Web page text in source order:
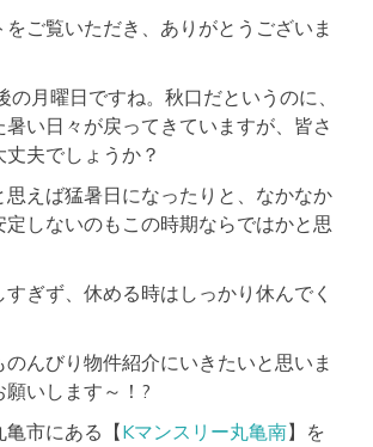
ご覧いただき、ありがとうございま
月曜日ですね。秋口だというのに、
暑い日々が戻ってきていますが、皆さ
丈夫でしょうか？
思えば猛暑日になったりと、なかなか
しないのもこの時期ならではかと思
ぎず、休める時はしっかり休んでく
んびり物件紹介にいきたいと思いま
いします～！?
市にある【Kマンスリー丸亀南】を